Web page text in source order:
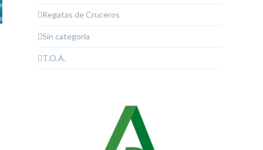
Regatas de Cruceros
Sin categoría
T.O.A.